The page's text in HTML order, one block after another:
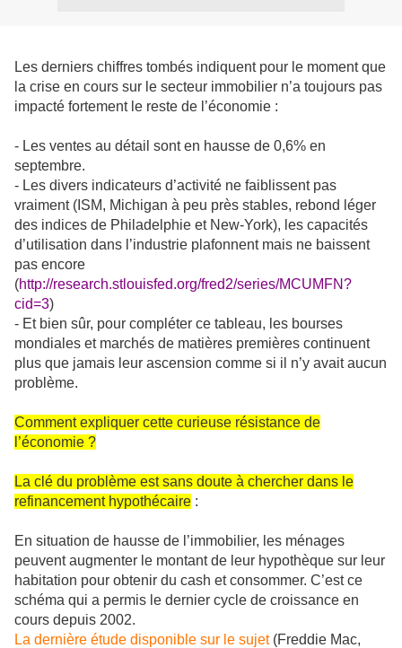
Les derniers chiffres tombés indiquent pour le moment que
la crise en cours sur le secteur immobilier n’a toujours pas
impacté fortement le reste de l’économie :
- Les ventes au détail sont en hausse de 0,6% en
septembre.
- Les divers indicateurs d’activité ne faiblissent pas
vraiment (ISM, Michigan à peu près stables, rebond léger
des indices de Philadelphie et New-York), les capacités
d’utilisation dans l’industrie plafonnent mais ne baissent
pas encore
(http://research.stlouisfed.org/fred2/series/MCUMFN?
cid=3)
- Et bien sûr, pour compléter ce tableau, les bourses
mondiales et marchés de matières premières continuent
plus que jamais leur ascension comme si il n’y avait aucun
problème.
Comment expliquer cette curieuse résistance de
l’économie ?
La clé du problème est sans doute à chercher dans le
refinancement hypothécaire :
En situation de hausse de l’immobilier, les ménages
peuvent augmenter le montant de leur hypothèque sur leur
habitation pour obtenir du cash et consommer. C’est ce
schéma qui a permis le dernier cycle de croissance en
cours depuis 2002.
La dernière étude disponible sur le sujet(Freddie Mac,